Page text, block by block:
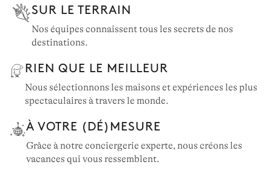
SUR LE TERRAIN
Nos équipes connaissent tous les secrets de nos
destinations.
RIEN QUE LE MEILLEUR
Nous sélectionnons les maisons et expériences les plus
spectaculaires à travers le monde.
À VOTRE (DÉ)MESURE
Grâce à notre conciergerie experte, nous créons les
vacances qui vous ressemblent.